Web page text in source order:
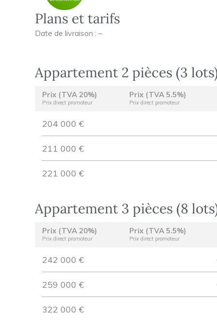
Plans et tarifs
Date de livraison : –
Appartement 2 pièces (3
Prix (TVA 20%)
Prix direct promoteur
Prix (TVA 5.5%)
Prix direct promoteur
204 000 €
211 000 €
221 000 €
Appartement 3 pièces (8
Prix (TVA 20%)
Prix direct promoteur
Prix (TVA 5.5%)
Prix direct promoteur
242 000 €
259 000 €
322 000 €